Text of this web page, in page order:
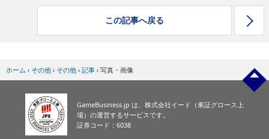
この記事へ戻る
ホーム › その他 › その他 › 記事 › 写真・画像
GameBusiness.jp は、株式会社イード（東証グロース上
場）の運営するサービスです。
証券コード：6038